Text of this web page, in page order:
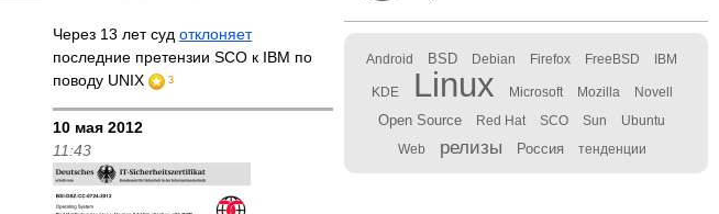
Через 13 лет судотклоняет
последние претензии SCO к IBM по
поводу UNIX
3
10 мая 2012
11:43
Android BSD Debian Firefox FreeBSD IBM
KDE Linux Microsoft Mozilla Novell
Open Source Red Hat SCO Sun Ubuntu
Web релизы Россия тенденции